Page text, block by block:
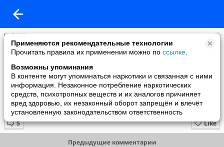
Применяются рекомендательные технологии
Прочитать правила их применении можно по ссылке
Возможны упоминания
В контенте могут упоминаться наркотики и связанная с ними
информация. Незаконное потребление наркотических
средств, психотропных веществ и их аналогов причиняет
вред здоровью, их незаконный оборот запрещён и влечёт
установленную законодательством ответственность
Ташкент
added a photo
12 Nov в 14:15
Студенты ТашшПИ
Like
Предыдущие комментарии